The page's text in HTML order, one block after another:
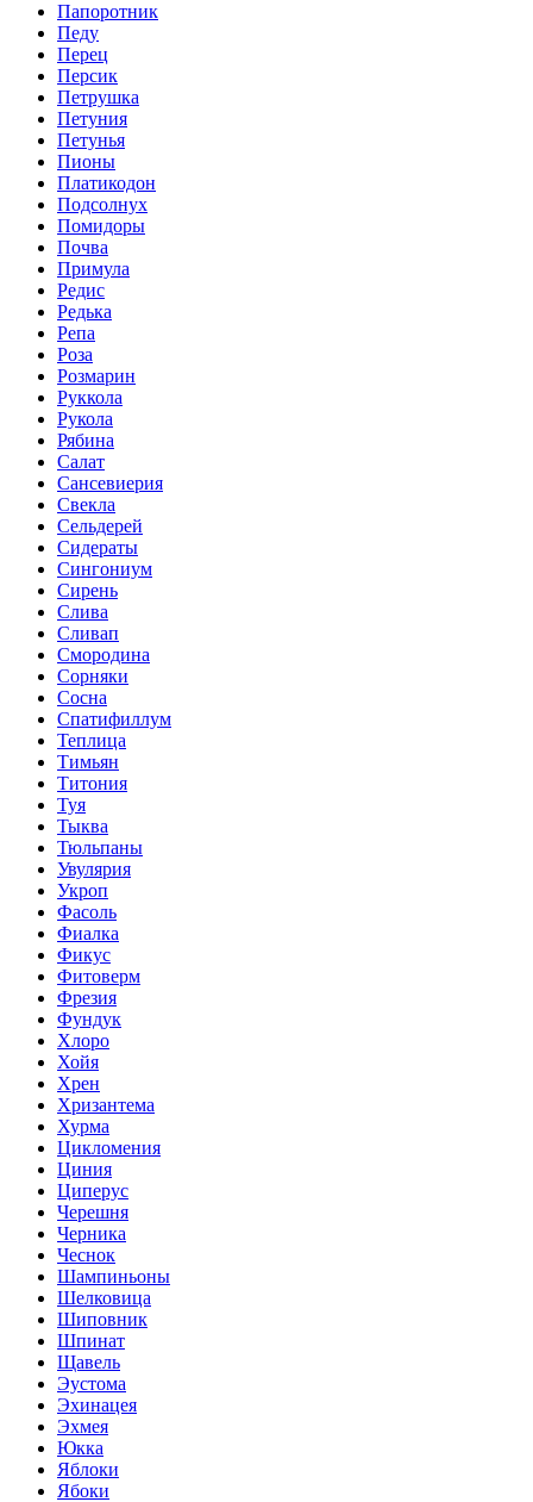
Папоротник
Педу
Перец
Персик
Петрушка
Петуния
Петунья
Пионы
Платикодон
Подсолнух
Помидоры
Почва
Примула
Редис
Редька
Репа
Роза
Розмарин
Руккола
Рукола
Рябина
Салат
Сансевиерия
Свекла
Сельдерей
Сидераты
Сингониум
Сирень
Слива
Сливап
Смородина
Сорняки
Сосна
Спатифиллум
Теплица
Тимьян
Титония
Туя
Тыква
Тюльпаны
Увулярия
Укроп
Фасоль
Фиалка
Фикус
Фитоверм
Фрезия
Фундук
Хлоро
Хойя
Хрен
Хризантема
Хурма
Цикломения
Циния
Циперус
Черешня
Черника
Чеснок
Шампиньоны
Шелковица
Шиповник
Шпинат
Щавель
Эустома
Эхинацея
Эхмея
Юкка
Яблоки
Ябоки